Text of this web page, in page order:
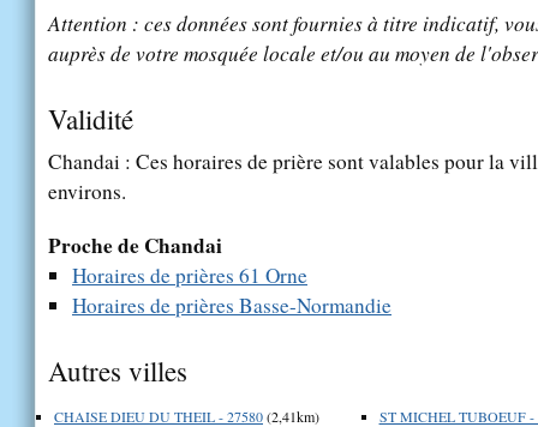
Attention : ces données sont fournies à titre indicatif,
auprès de votre mosquée locale et/ou au moyen de
Validité
Chandai : Ces horaires de prière sont valables pour la
environs.
Proche de Chandai
Horaires de prières 61 Orne
Horaires de prières Basse-Normandie
Autres villes
CHAISE DIEU DU THEIL - 27580(2,41km)
ST MICHEL TUBOEUF -